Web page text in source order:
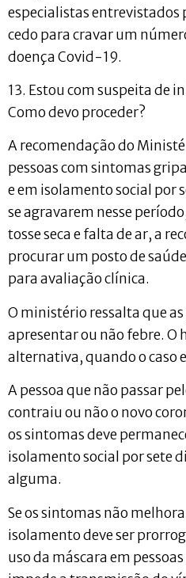
especialistas entrevistados
cedo para cravar um
doença Covid-19.
13. Estou com suspeita de
Como devo proceder?
A recomendação do
pessoas com sintomas
e em isolamento social por
se agravarem nesse
tosse seca e falta de ar, a
procurar um posto de
para avaliação clínica.
O ministério ressalta que
apresentar ou não febre. O
alternativa, quando o caso
A pessoa que não passar
contraiu ou não o novo
os sintomas deve
isolamento social por sete
alguma.
Se os sintomas não
isolamento deve ser
uso da máscara em